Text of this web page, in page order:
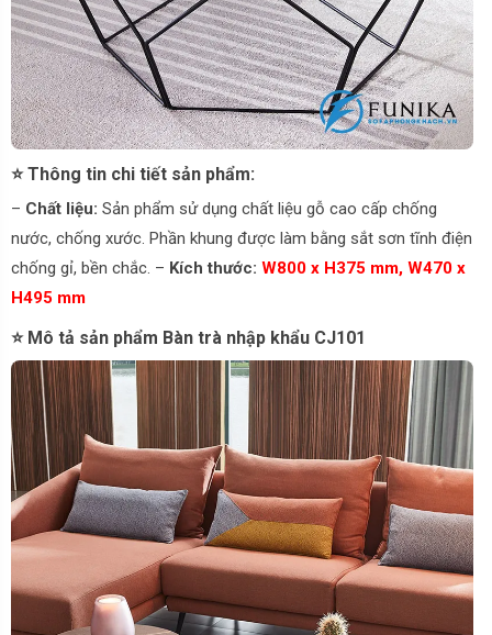
⭐ Thông tin chi tiết sản phẩm:
– Chất liệu: Sản phẩm sử dụng chất liệu gỗ cao cấp chống
nước, chống xước. Phần khung được làm bằng sắt sơn tĩnh điện
chống gỉ, bền chắc. – Kích thước: W800 x H375 mm, W470 x
H495 mm
⭐ Mô tả sản phẩm Bàn trà nhập khẩu CJ101